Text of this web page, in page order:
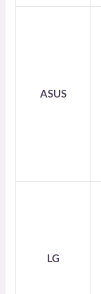
ASUS
LG